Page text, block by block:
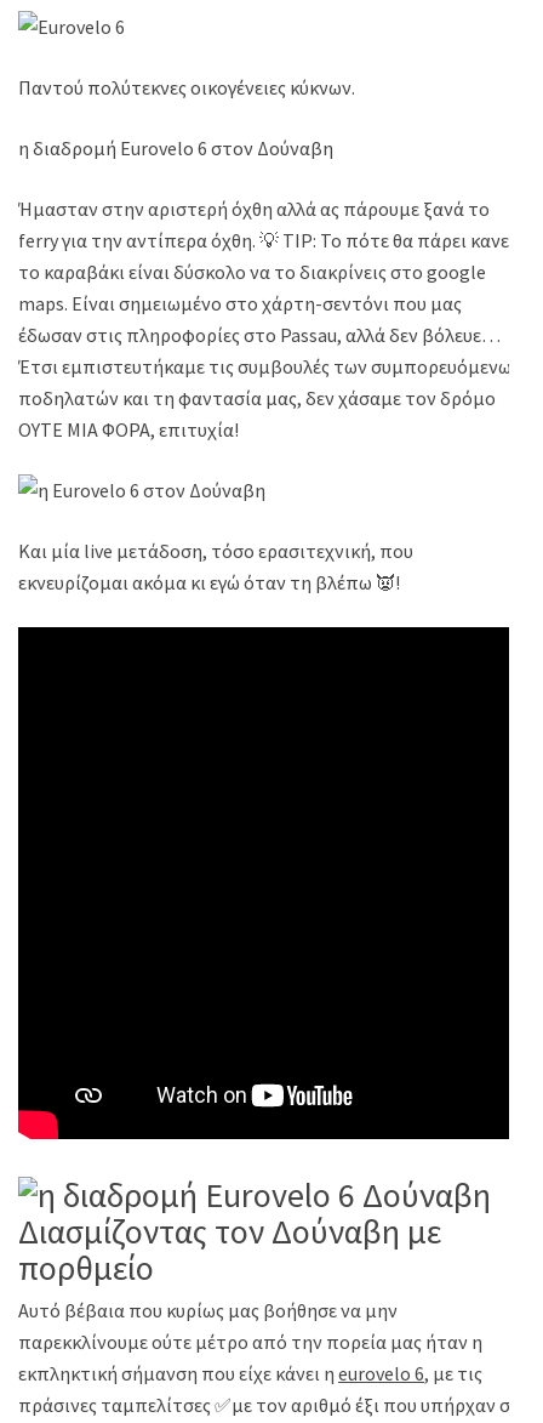
Παντού πολύτεκνες οικογένειες κύκνων.
η διαδρομή Eurovelo 6 στον Δούναβη
Ήμασταν στην αριστερή όχθη αλλά ας πάρουμε ξανά το
ferry για την αντίπερα όχθη. 💡 TIP: Το πότε θα πάρει κανείς
το καραβάκι είναι δύσκολο να το διακρίνεις στο google
maps. Είναι σημειωμένο στο χάρτη-σεντόνι που μας
έδωσαν στις πληροφορίες στο Passau, αλλά δεν βόλευε…
Έτσι εμπιστευτήκαμε τις συμβουλές των συμπορευόμενων
ποδηλατών και τη φαντασία μας, δεν χάσαμε τον δρόμο
ΟΥΤΕ ΜΙΑ ΦΟΡΑ, επιτυχία!
Και μία live μετάδοση, τόσο ερασιτεχνική, που
εκνευρίζομαι ακόμα κι εγώ όταν τη βλέπω 👿!
Διασμίζοντας τον Δούναβη με
πορθμείο
Αυτό βέβαια που κυρίως μας βοήθησε να μην
παρεκκλίνουμε ούτε μέτρο από την πορεία μας ήταν η
εκπληκτική σήμανση που είχε κάνει η eurovelo 6, με τις
πράσινες ταμπελίτσες ✅με τον αριθμό έξι που υπήρχαν σε